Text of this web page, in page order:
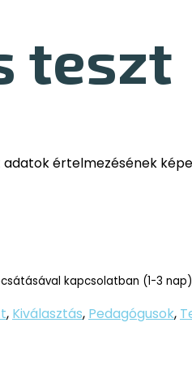
teszt
értelmezésének
kapcsolatban (1-3
, Kiválasztás, Pedagógusok,